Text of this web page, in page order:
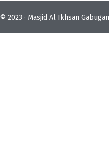
© 2023 · Masjid Al Ikhsan Gabugan